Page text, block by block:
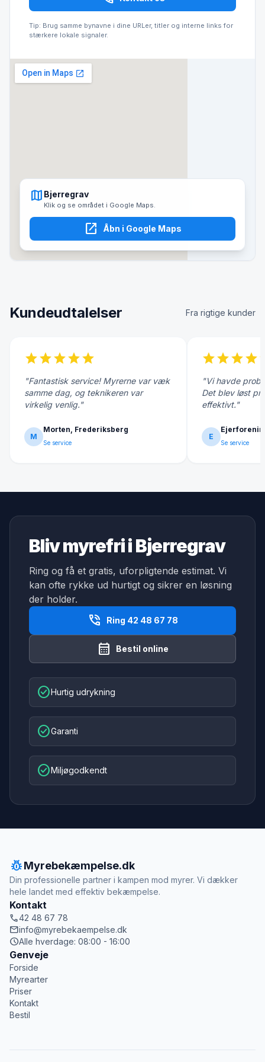
Tip: Brug samme bynavne i dine URLer, titler og interne links for
stærkere lokale signaler.
map Bjerregrav
Klik og se området i Google Maps.
open_in_new Åbn i Google Maps
Kundeudtalelser Fra rigtige kunder
starstarstarstarstar
"Fantastisk service! Myrerne var væk
samme dag, og teknikeren var
virkelig venlig."
M
Morten, Frederiksberg
Se service
starstarstarstar
"Vi havde
Det blev løst
effektivt."
E
Se service
Bliv myrefri i Bjerregrav
Ring og få et gratis, uforpligtende estimat. Vi
kan ofte rykke ud hurtigt og sikrer en løsning
der holder.
phone_in_talk Ring 42 48 67 78
calendar_month Bestil online
check_circleHurtig udrykning
check_circleGaranti
check_circleMiljøgodkendt
pest_controlMyrebekæmpelse.dk
Din professionelle partner i kampen mod myrer. Vi dækker
hele landet med effektiv bekæmpelse.
Kontakt
call42 48 67 78
mailinfo@myrebekaempelse.dk
scheduleAlle hverdage: 08:00 - 16:00
Genveje
Forside
Myrearter
Priser
Kontakt
Bestil